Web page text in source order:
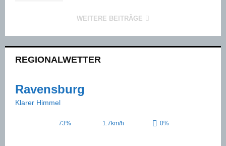
WEITERE BEITRÄGE
REGIONALWETTER
Ravensburg
Klarer Himmel
73% 1.7km/h 0%